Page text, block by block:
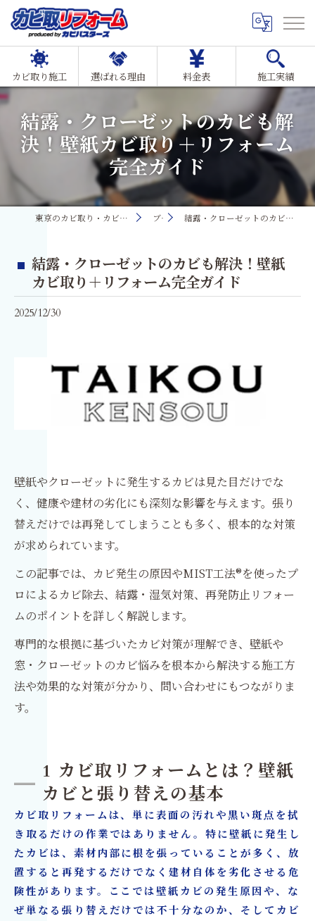
カビ取り施工 選ばれる理由 料金表 施工実績
結露・クローゼットのカビも解
決！壁紙カビ取り＋リフォーム
完全ガイド
東京のカビ取り・カビ対策ならMIST工法®カビ取リフォーム ブログ 結露・クローゼットのカビも解決！壁紙カビ取り＋リフォーム完全ガイド
結露・クローゼットのカビも解決！壁紙
カビ取り＋リフォーム完全ガイド
2025/12/30
壁紙やクローゼットに発生するカビは見た目だけでな
く、健康や建材の劣化にも深刻な影響を与えます。張り
替えだけでは再発してしまうことも多く、根本的な対策
が求められています。
この記事では、カビ発生の原因やMIST工法®を使ったプ
ロによるカビ除去、結露・湿気対策、再発防止リフォー
ムのポイントを詳しく解説します。
専門的な根拠に基づいたカビ対策が理解でき、壁紙や
窓・クローゼットのカビ悩みを根本から解決する施工方
法や効果的な対策が分かり、問い合わせにもつながりま
す。
1 カビ取リフォームとは？壁紙
カビと張り替えの基本
カビ取リフォームは、単に表面の汚れや黒い斑点を拭
き取るだけの作業ではありません。特に壁紙に発生し
たカビは、素材内部に根を張っていることが多く、放
置すると再発するだけでなく建材自体を劣化させる危
険性があります。ここでは壁紙カビの発生原因や、な
ぜ単なる張り替えだけでは不十分なのか、そしてカビ